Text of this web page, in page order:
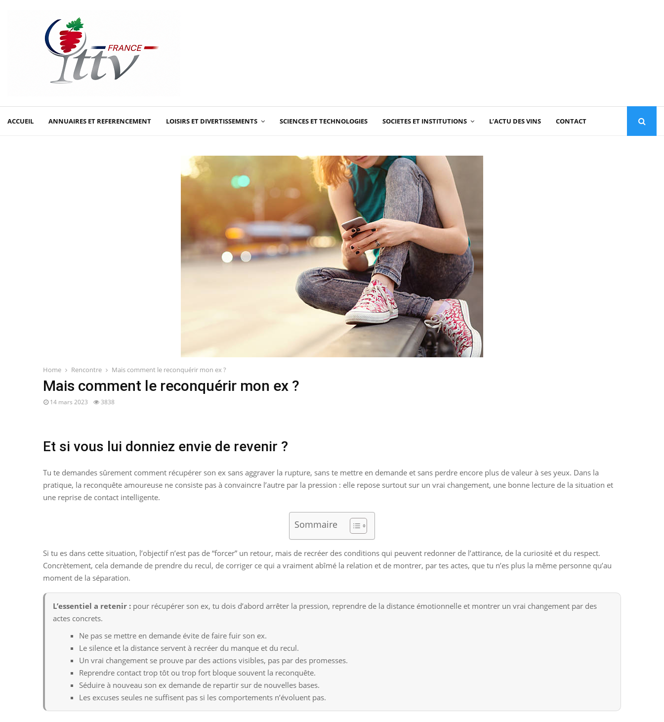
ACCUEIL ANNUAIRES ET REFERENCEMENT LOISIRS ET DIVERTISSEMENTS SCIENCES ET TECHNOLOGIES SOCIETES ET INSTITUTIONS L’ACTU DES VINS CONTACT
Home Rencontre Mais comment le reconquérir mon ex ?
Mais comment le reconquérir mon ex ?
14 mars 2023 3838
Et si vous lui donniez envie de revenir ?
Tu te demandes sûrement comment récupérer son ex sans aggraver la rupture, sans te mettre en demande et sans perdre encore plus de valeur à ses yeux. Dans la
pratique, la reconquête amoureuse ne consiste pas à convaincre l’autre par la pression : elle repose surtout sur un vrai changement, une bonne lecture de la situation et
une reprise de contact intelligente.
Sommaire
Si tu es dans cette situation, l’objectif n’est pas de “forcer” un retour, mais de recréer des conditions qui peuvent redonner de l’attirance, de la curiosité et du respect.
Concrètement, cela demande de prendre du recul, de corriger ce qui a vraiment abîmé la relation et de montrer, par tes actes, que tu n’es plus la même personne qu’au
moment de la séparation.
L’essentiel a retenir : pour récupérer son ex, tu dois d’abord arrêter la pression, reprendre de la distance émotionnelle et montrer un vrai changement par des
actes concrets.
Ne pas se mettre en demande évite de faire fuir son ex.
Le silence et la distance servent à recréer du manque et du recul.
Un vrai changement se prouve par des actions visibles, pas par des promesses.
Reprendre contact trop tôt ou trop fort bloque souvent la reconquête.
Séduire à nouveau son ex demande de repartir sur de nouvelles bases.
Les excuses seules ne suffisent pas si les comportements n’évoluent pas.